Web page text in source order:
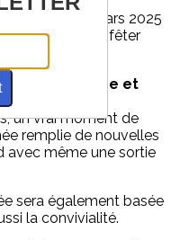
lieu le 29 mars 2025
présence pour fêter
!
chaleureuse et
également les
un vrai moment de
remplie de nouvelles
avec même une sortie
sera également basée
la convivialité.